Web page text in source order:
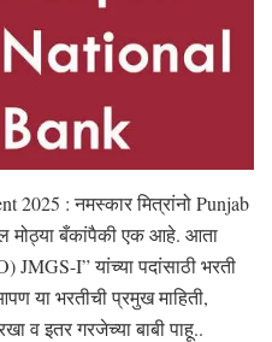
2025 : नमस्कार मित्रांनो Punjab
मोठ्या बँकांपैकी एक आहे. आता
I” यांच्या पदांसाठी भरती
या भरतीची प्रमुख माहिती,
व इतर गरजेच्या बाबी पाहू..